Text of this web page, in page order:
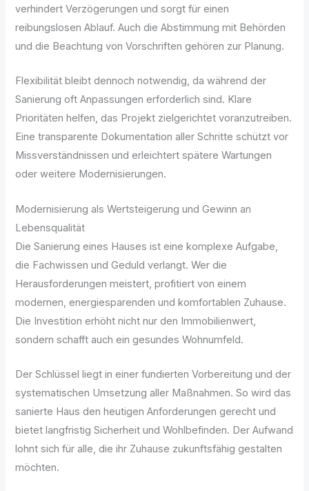
verhindert Verzögerungen und sorgt für einen
reibungslosen Ablauf. Auch die Abstimmung mit Behörden
und die Beachtung von Vorschriften gehören zur Planung.
Flexibilität bleibt dennoch notwendig, da während der
Sanierung oft Anpassungen erforderlich sind. Klare
Prioritäten helfen, das Projekt zielgerichtet voranzutreiben.
Eine transparente Dokumentation aller Schritte schützt vor
Missverständnissen und erleichtert spätere Wartungen
oder weitere Modernisierungen.
Modernisierung als Wertsteigerung und Gewinn an
Lebensqualität
Die Sanierung eines Hauses ist eine komplexe Aufgabe,
die Fachwissen und Geduld verlangt. Wer die
Herausforderungen meistert, profitiert von einem
modernen, energiesparenden und komfortablen Zuhause.
Die Investition erhöht nicht nur den Immobilienwert,
sondern schafft auch ein gesundes Wohnumfeld.
Der Schlüssel liegt in einer fundierten Vorbereitung und der
systematischen Umsetzung aller Maßnahmen. So wird das
sanierte Haus den heutigen Anforderungen gerecht und
bietet langfristig Sicherheit und Wohlbefinden. Der Aufwand
lohnt sich für alle, die ihr Zuhause zukunftsfähig gestalten
möchten.